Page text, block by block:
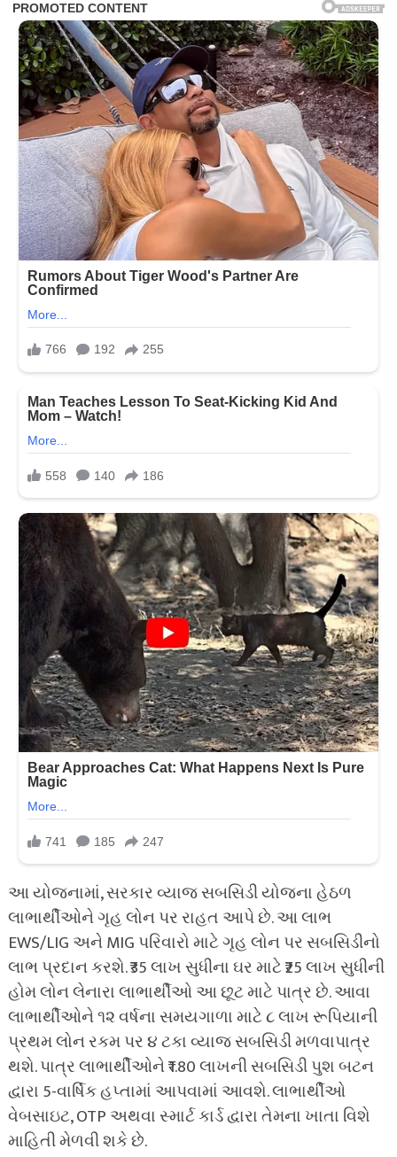
આ યોજનામાં, સરકાર વ્યાજ સબસિડી યોજના હેઠળ
લાભાર્થીઓને ગૃહ લોન પર રાહત આપે છે. આ લાભ
EWS/LIG અને MIG પરિવારો માટે ગૃહ લોન પર સબસિડીનો
લાભ પ્રદાન કરશે. ₹35 લાખ સુધીના ઘર માટે ₹25 લાખ સુધીની
હોમ લોન લેનારા લાભાર્થીઓ આ છૂટ માટે પાત્ર છે. આવા
લાભાર્થીઓને ૧૨ વર્ષના સમયગાળા માટે ૮ લાખ રૂપિયાની
પ્રથમ લોન રકમ પર ૪ ટકા વ્યાજ સબસિડી મળવાપાત્ર
થશે. પાત્ર લાભાર્થીઓને ₹1.80 લાખની સબસિડી પુશ બટન
દ્વારા 5-વાર્ષિક હપ્તામાં આપવામાં આવશે. લાભાર્થીઓ
વેબસાઇટ, OTP અથવા સ્માર્ટ કાર્ડ દ્વારા તેમના ખાતા વિશે
માહિતી મેળવી શકે છે.